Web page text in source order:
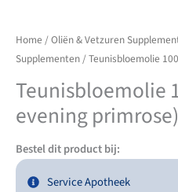
Home /Oliën & Vetzuren
Supplementen/ Teunisbloemolie
Teunisbloemolie
evening primrose)
Bestel dit product bij:
Service Apotheek